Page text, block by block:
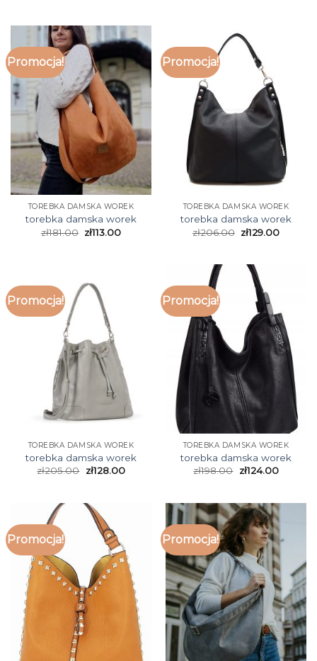
Promocja!
TOREBKA DAMSKA WOREK
torebka damska worek
zł181.00 zł113.00
Promocja!
TOREBKA DAMSKA WOREK
torebka damska worek
zł206.00 zł129.00
Promocja!
TOREBKA DAMSKA WOREK
torebka damska worek
zł205.00 zł128.00
Promocja!
TOREBKA DAMSKA WOREK
torebka damska worek
zł198.00 zł124.00
Promocja! Promocja!